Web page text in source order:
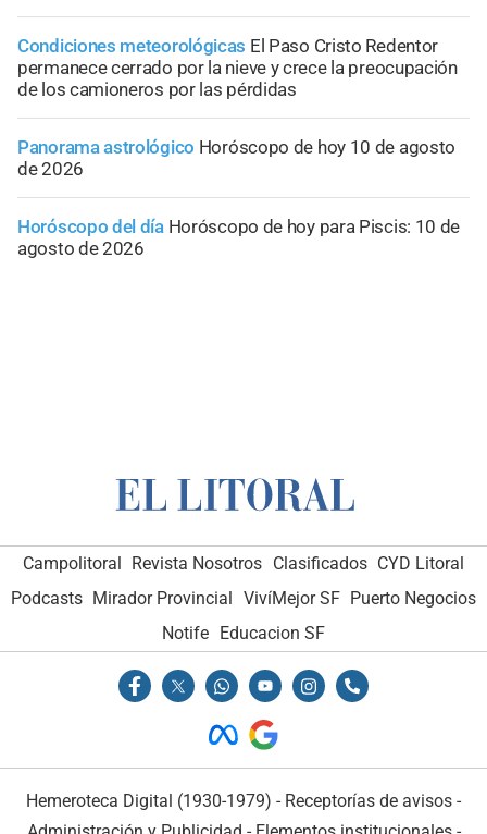
Condiciones meteorológicas El Paso Cristo Redentor
permanece cerrado por la nieve y crece la preocupación
de los camioneros por las pérdidas
Panorama astrológico Horóscopo de hoy 10 de agosto
de 2026
Horóscopo del día Horóscopo de hoy para Piscis: 10 de
agosto de 2026
Campolitoral Revista Nosotros Clasificados CYD Litoral
Podcasts Mirador Provincial VivíMejor SF Puerto Negocios
Notife Educacion SF
Hemeroteca Digital (1930-1979) - Receptorías de avisos -